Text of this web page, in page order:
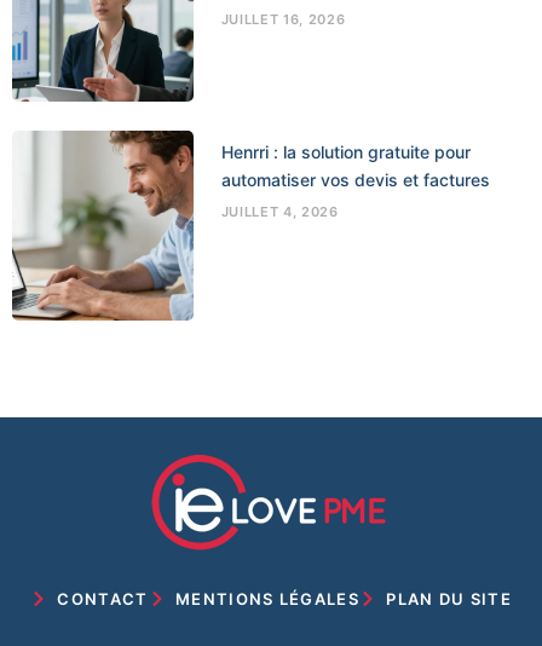
JUILLET 16, 2026
Henrri : la solution gratuite pour
automatiser vos devis et factures
JUILLET 4, 2026
CONTACT MENTIONS LÉGALES PLAN DU SITE